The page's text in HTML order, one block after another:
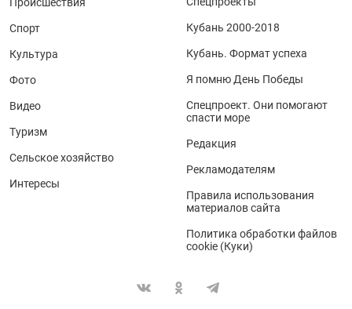
Спорт
Культура
Фото
Видео
Туризм
Сельское хозяйство
Интересы
Кубань 2000-2018
Кубань. Формат успеха
Я помню День Победы
Спецпроект. Они помогают
спасти море
Редакция
Рекламодателям
Правила использования
материалов сайта
Политика обработки файлов
cookie (Куки)